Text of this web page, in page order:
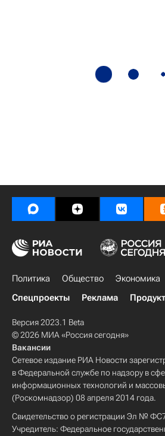
Политика Общество Экономика
Спецпроекты
Реклама
Версия 2023.1 Beta
© 2026 МИА «Россия сегодня»
Вакансии
Сетевое издание РИА Новости
в Федеральной службе по надзору в
информационных технологий и
(Роскомнадзор) 08 апреля 2014 года.
Свидетельство о регистрации Эл №
Учредитель: Федеральное